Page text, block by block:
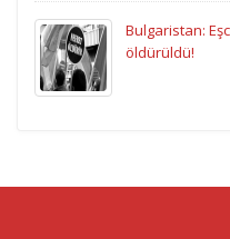
Bulgaristan:
öldürüldü!